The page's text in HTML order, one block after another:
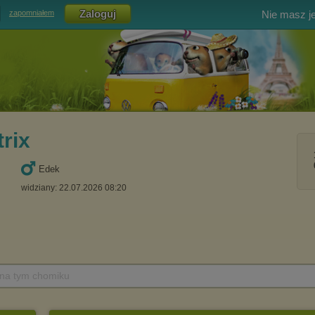
zapomniałem Nie masz
Edek
widziany: 22.07.2026 08:20